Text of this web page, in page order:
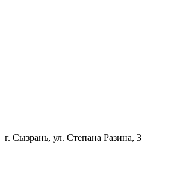
г. Сызрань, ул. Степана Разина, 3